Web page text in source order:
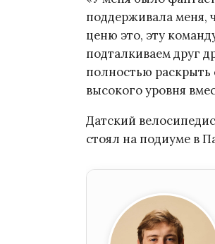
поддерживала меня,
ценю это, эту
подталкиваем друг
полностью
высокого уровня
Датский
стоял на подиуме в